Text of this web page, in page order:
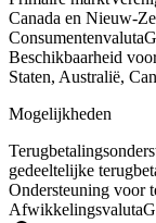
Canada en Nieuw-
Consumentenvaluta
Beschikbaarheid
Staten, Australië,
Mogelijkheden
gedeeltelijke
Ondersteuning voor
Afwikkelingsvaluta